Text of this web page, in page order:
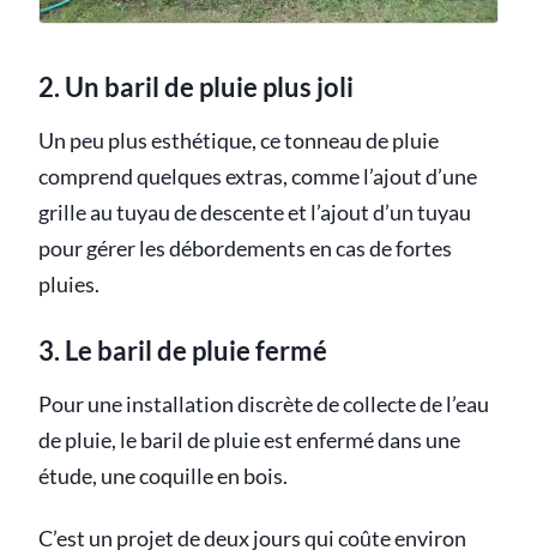
2. Un baril de pluie plus joli
Un peu plus esthétique, ce tonneau de pluie
comprend quelques extras, comme l’ajout d’une
grille au tuyau de descente et l’ajout d’un tuyau
pour gérer les débordements en cas de fortes
pluies.
3. Le baril de pluie fermé
Pour une installation discrète de collecte de l’eau
de pluie, le baril de pluie est enfermé dans une
étude, une coquille en bois.
C’est un projet de deux jours qui coûte environ